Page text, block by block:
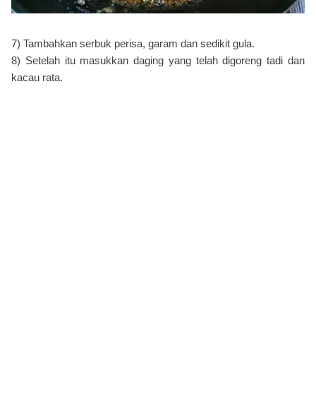
7) Tambahkan serbuk perisa, garam dan sedikit gula.
8) Setelah itu masukkan daging yang telah digoreng tadi dan
kacau rata.